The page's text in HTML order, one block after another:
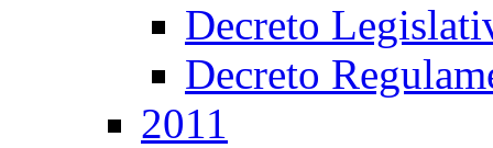
Decreto
Decreto
2011